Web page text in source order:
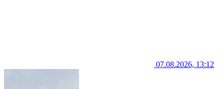
07.08.2026, 13:12